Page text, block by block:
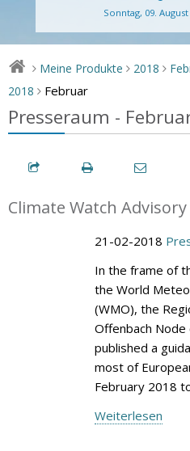
Sonntag, 09.
> Meine Produkte > 2018 >
2018 > Februar
Presseraum -
Climate Watch
21-02-2018
In the frame of
the World
(WMO), the
Offenbach
published a
most of
February 2018
Weiterlesen